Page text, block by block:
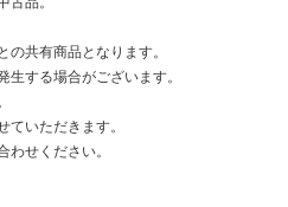
共有商品となります。
する場合がございます。
ていただきます。
わせください。